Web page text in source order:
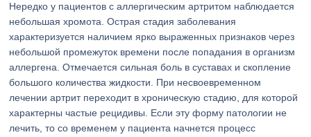
Нередко у пациентов с аллергическим артритом наблюдается
небольшая хромота. Острая стадия заболевания
характеризуется наличием ярко выраженных признаков через
небольшой промежуток времени после попадания в организм
аллергена. Отмечается сильная боль в суставах и скопление
большого количества жидкости. При несвоевременном
лечении артрит переходит в хроническую стадию, для которой
характерны частые рецидивы. Если эту форму патологии не
лечить, то со временем у пациента начнется процесс